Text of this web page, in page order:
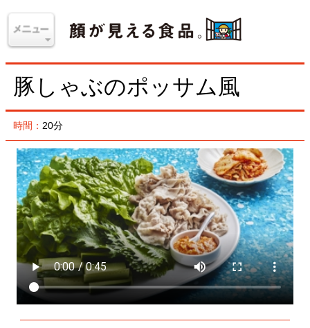
豚しゃぶのポッサム風
時間：20分
「ポッサム」は、ゆでた豚バラ肉をサンチュで包んで
味わう韓国料理。塊肉をゆでるのは時間がかかります